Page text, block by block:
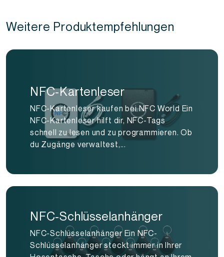
Weitere Produktempfehlungen
NFC-Kartenleser
NFC-Kartenleser kaufen bei NFC World Ein
NFC-Kartenleser hilft dir, NFC-Tags
schnell zu lesen und zu programmieren. Ob
du Zugänge verwaltest,...
NFC-Schlüsselanhänger
NFC-Schlüsselanhänger Ein NFC-
Schlüsselanhänger steckt immer in Ihrer